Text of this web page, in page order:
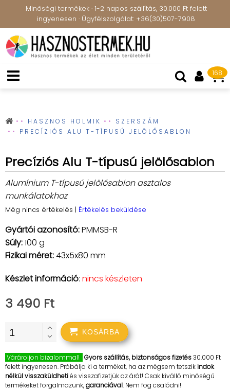
Minőségi termékek · 1-2 napos szállítás, 30.000 Ft felett
ingyenesen · Ügyfélszolgálat: +36(30)507-7908
168
HASZNOS HOLMIK
SZERSZÁM
PRECÍZIÓS ALU T-TÍPUSÚ JELÖLŐSABLON
Precíziós Alu T-típusú jelölősablon
Alumínium T-típusú jelölősablon asztalos
munkálatokhoz
Még nincs értékelés | Értékelés beküldése
Gyártói azonosító:PMMSB-R
Súly:100 g
Fizikai méret:43x5x80 mm
Készlet információ: nincs készleten
3 490 Ft
KOSÁRBA
Várároljon bizalommal! Gyors szállítás, biztonságos fizetés30.000 Ft
felett ingyenesen. Próbálja ki a terméket, ha az mégsem tetszikindok
nélkül visszaküldhetiés visszafizetjük az árát! Csak kiválló minőségű
termékeket forgalmazunk,garanciával. Nem fog csalódni!